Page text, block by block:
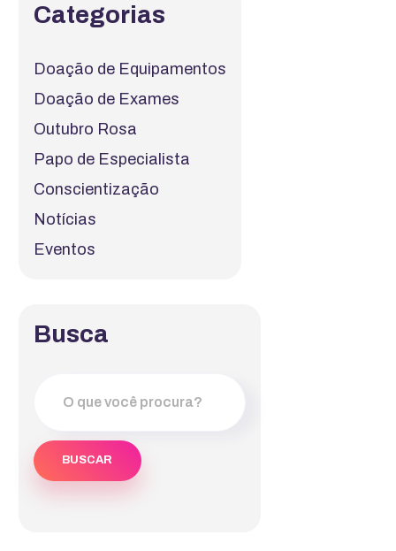
Categorias
Doação de Equipamentos
Doação de Exames
Outubro Rosa
Papo de Especialista
Conscientização
Notícias
Eventos
Busca